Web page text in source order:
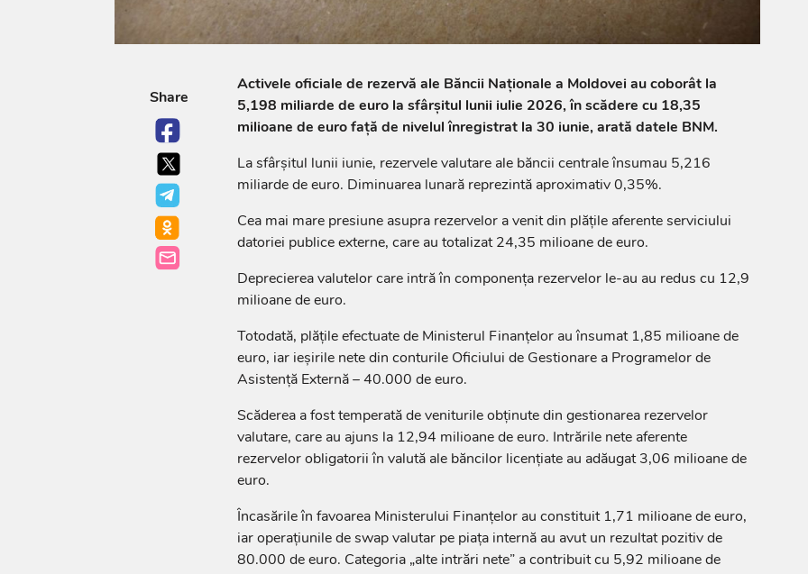
Share
Activele oficiale de rezervă ale Băncii Naționale a Moldovei au coborât la
5,198 miliarde de euro la sfârșitul lunii iulie 2026, în scădere cu 18,35
milioane de euro față de nivelul înregistrat la 30 iunie, arată datele BNM.
La sfârșitul lunii iunie, rezervele valutare ale băncii centrale însumau 5,216
miliarde de euro. Diminuarea lunară reprezintă aproximativ 0,35%.
Cea mai mare presiune asupra rezervelor a venit din plățile aferente serviciului
datoriei publice externe, care au totalizat 24,35 milioane de euro.
Deprecierea valutelor care intră în componența rezervelor le-au au redus cu 12,9
milioane de euro.
Totodată, plățile efectuate de Ministerul Finanțelor au însumat 1,85 milioane de
euro, iar ieșirile nete din conturile Oficiului de Gestionare a Programelor de
Asistență Externă – 40.000 de euro.
Scăderea a fost temperată de veniturile obținute din gestionarea rezervelor
valutare, care au ajuns la 12,94 milioane de euro. Intrările nete aferente
rezervelor obligatorii în valută ale băncilor licențiate au adăugat 3,06 milioane de
euro.
Încasările în favoarea Ministerului Finanțelor au constituit 1,71 milioane de euro,
iar operațiunile de swap valutar pe piața internă au avut un rezultat pozitiv de
80.000 de euro. Categoria „alte intrări nete” a contribuit cu 5,92 milioane de